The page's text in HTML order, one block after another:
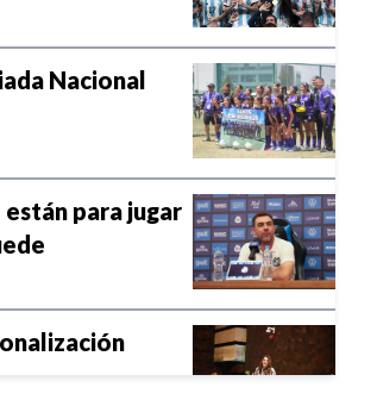
Nacional
para jugar